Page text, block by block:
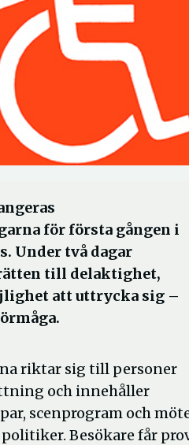
för första gången i
Under två dagar
till delaktighet,
att uttrycka sig –
riktar sig till personer
och innehåller
scenprogram och
Besökare får